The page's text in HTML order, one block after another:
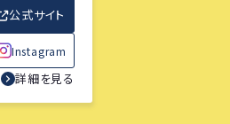
公式サイト
Instagram
詳細を見る